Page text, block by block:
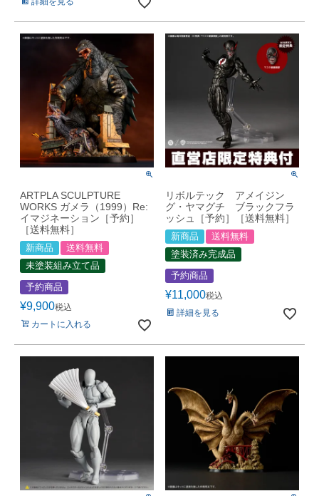
ARTPLA SCULPTURE
WORKS ガメラ（1999）Re:
イマジネーション［予約］
［送料無料］
新商品
送料無料
未塗装組み立て品
予約商品
¥9,900税込
カートに入れる
リボルテック アメイジン
グ・ヤマグチ ブラックフラ
ッシュ［予約］［送料無料］
新商品
送料無料
塗装済み完成品
予約商品
¥11,000税込
詳細を見る